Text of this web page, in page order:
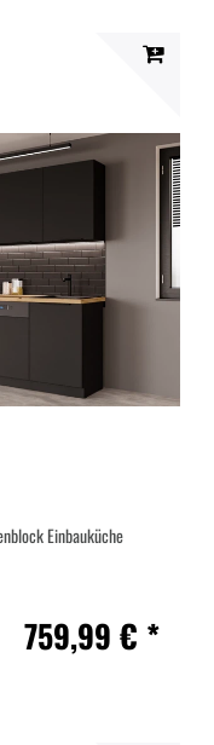
Einbauküche
759,99 € *